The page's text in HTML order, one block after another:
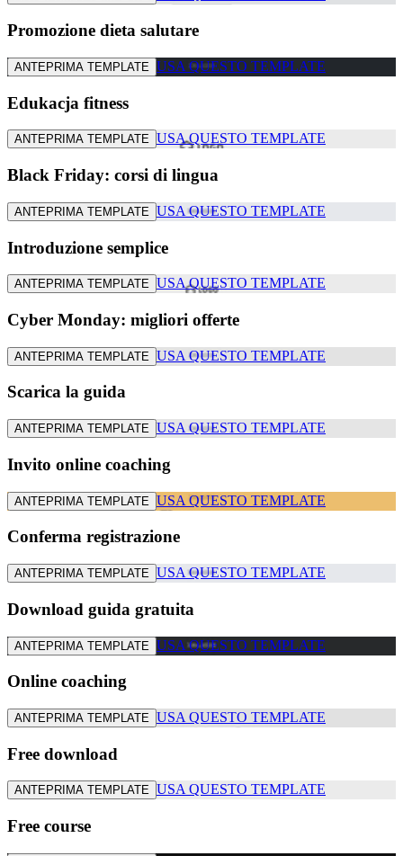
Promozione dieta salutare
ANTEPRIMA TEMPLATE USA QUESTO TEMPLATE
Edukacja fitness
ANTEPRIMA TEMPLATE USA QUESTO TEMPLATE
Black Friday: corsi di lingua
ANTEPRIMA TEMPLATE USA QUESTO TEMPLATE
Introduzione semplice
ANTEPRIMA TEMPLATE USA QUESTO TEMPLATE
Cyber Monday: migliori offerte
ANTEPRIMA TEMPLATE USA QUESTO TEMPLATE
Scarica la guida
ANTEPRIMA TEMPLATE USA QUESTO TEMPLATE
Invito online coaching
ANTEPRIMA TEMPLATE USA QUESTO TEMPLATE
Conferma registrazione
ANTEPRIMA TEMPLATE USA QUESTO TEMPLATE
Download guida gratuita
ANTEPRIMA TEMPLATE USA QUESTO TEMPLATE
Online coaching
ANTEPRIMA TEMPLATE USA QUESTO TEMPLATE
Free download
ANTEPRIMA TEMPLATE USA QUESTO TEMPLATE
Free course